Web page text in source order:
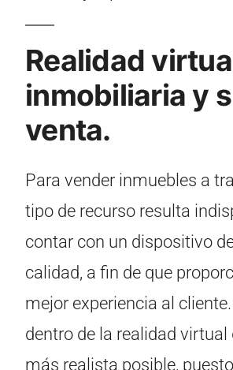
Realidad
inmobiliaria y
venta.
Para vender inmuebles a
tipo de recurso resulta
contar con un dispositivo
calidad, a fin de que
mejor experiencia al
dentro de la realidad virtual
más realista posible,